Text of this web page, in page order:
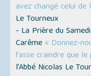
avez changé celui de
Le Tourneux
- La Prière du
Carême « Donnez-
fasse craindre que
l’Abbé Nicolas Le